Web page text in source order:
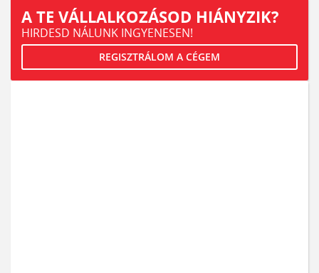
A TE VÁLLALKOZÁSOD HIÁNYZIK?
HIRDESD NÁLUNK INGYENESEN!
REGISZTRÁLOM A CÉGEM